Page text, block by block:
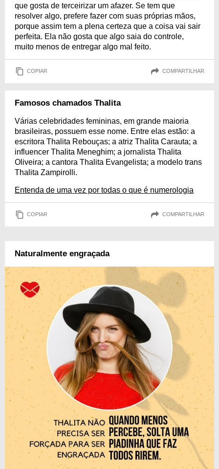
que gosta de terceirizar um afazer. Se tem que
resolver algo, prefere fazer com suas próprias mãos,
porque assim tem a plena certeza que a coisa vai sair
perfeita. Ela não gosta que algo saia do controle,
muito menos de entregar algo mal feito.
COPIAR COMPARTILHAR
Famosos chamados Thalita
Várias celebridades femininas, em grande maioria
brasileiras, possuem esse nome. Entre elas estão: a
escritora Thalita Rebouças; a atriz Thalita Carauta; a
influencer Thalita Meneghim; a jornalista Thalita
Oliveira; a cantora Thalita Evangelista; a modelo trans
Thalita Zampirolli.
Entenda de uma vez por todas o que é numerologia
COPIAR COMPARTILHAR
Naturalmente engraçada